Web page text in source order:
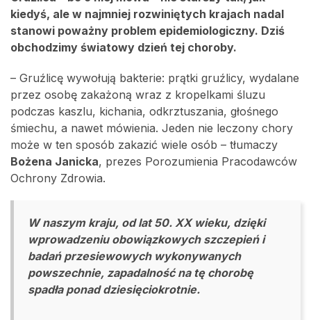
kiedyś, ale w najmniej rozwiniętych krajach nadal
stanowi poważny problem epidemiologiczny. Dziś
obchodzimy światowy dzień tej choroby.
– Gruźlicę wywołują bakterie: prątki gruźlicy, wydalane
przez osobę zakażoną wraz z kropelkami śluzu
podczas kaszlu, kichania, odkrztuszania, głośnego
śmiechu, a nawet mówienia. Jeden nie leczony chory
może w ten sposób zakazić wiele osób – tłumaczy
Bożena Janicka, prezes Porozumienia Pracodawców
Ochrony Zdrowia.
W naszym kraju, od lat 50. XX wieku, dzięki
wprowadzeniu obowiązkowych szczepień i
badań przesiewowych wykonywanych
powszechnie, zapadalność na tę chorobę
spadła ponad dziesięciokrotnie.